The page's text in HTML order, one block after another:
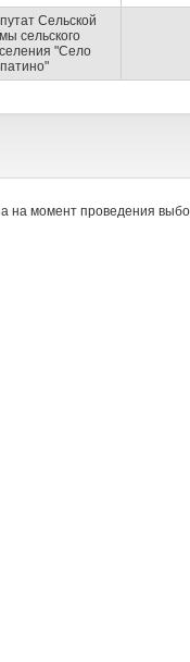
Сельской
сельского
"Село
на момент проведения